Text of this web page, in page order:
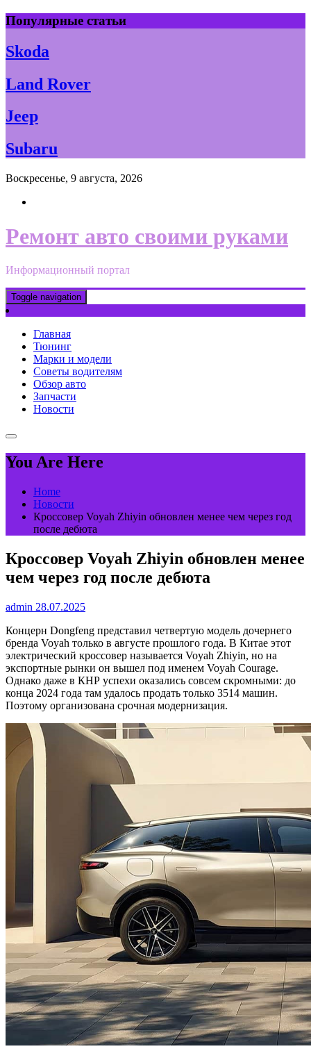
Skip
to
content
Популярные статьи
Skoda
Land Rover
Jeep
Subaru
Воскресенье, 9 августа, 2026
Ремонт авто своими руками
Информационный портал
Toggle navigation
Главная
Тюнинг
Марки и модели
Советы водителям
Обзор авто
Запчасти
Новости
You Are Here
Home
Новости
Кроссовер Voyah Zhiyin обновлен менее чем через год
после дебюта
Кроссовер Voyah Zhiyin обновлен менее
чем через год после дебюта
admin 28.07.2025
Концерн Dongfeng представил четвертую модель дочернего
бренда Voyah только в августе прошлого года. В Китае этот
электрический кроссовер называется Voyah Zhiyin, но на
экспортные рынки он вышел под именем Voyah Courage.
Однако даже в КНР успехи оказались совсем скромными: до
конца 2024 года там удалось продать только 3514 машин.
Поэтому организована срочная модернизация.